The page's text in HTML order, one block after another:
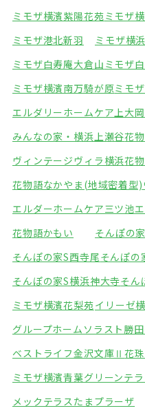
ミモザ横濱紫陽花苑ミモザ
ミモザ港北新羽
ミモザ横
ミモザ白寿庵大倉山 ミモザ
ミモザ横濱南万騎が原ミモ
エルダリーホームケア上大岡
みんなの家・横浜上瀬谷花
ヴィンテージヴィラ横浜花
花物語なかやま(地域密着型)
エルダーホームケア三ツ池
花物語かもい
そんぽの
そんぽの家S西寺尾そんぽの
そんぽの家S横浜神大寺そん
ミモザ横濱花梨苑イリーゼ
グループホームソラスト勝田
ベストライフ金沢文庫Ⅱ花
ミモザ横濱青葉グリーンテ
メックテラスたまプラーザ